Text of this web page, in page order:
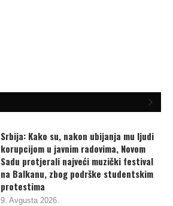
Srbija: Kako su, nakon ubijanja mu ljudi
korupcijom u javnim radovima, Novom
Sadu protjerali najveći muzički festival
na Balkanu, zbog podrške studentskim
protestima
9. Avgusta 2026.